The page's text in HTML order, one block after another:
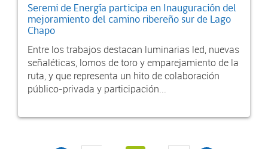
Seremi de Energía participa en Inauguración del
mejoramiento del camino ribereño sur de Lago
Chapo
Entre los trabajos destacan luminarias led, nuevas
señaléticas, lomos de toro y emparejamiento de la
ruta, y que representa un hito de colaboración
público-privada y participación...